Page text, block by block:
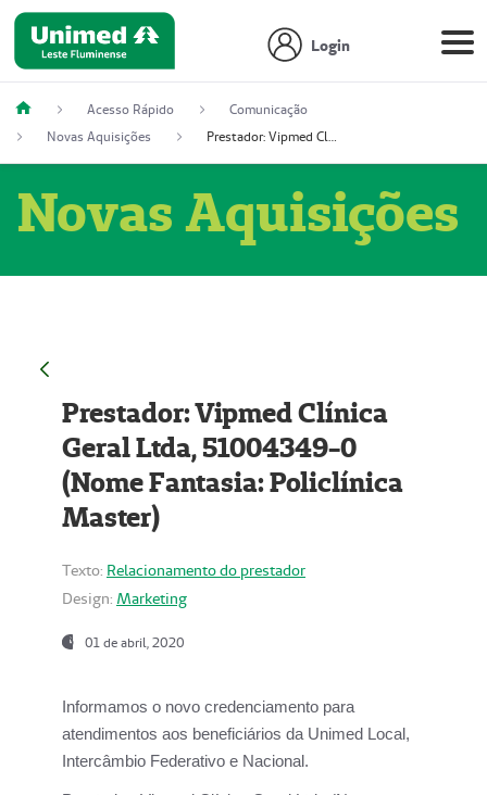
Login
Acesso Rápido
Comunicação
Novas Aquisições
Prestador: Vipmed Clínica Geral Ltda, 51004349-0 (Nome Fantasia: Policlínica Master)
Novas Aquisições
Prestador: Vipmed Clínica
Geral Ltda, 51004349-0
(Nome Fantasia: Policlínica
Master)
Texto: Relacionamento do prestador
Design: Marketing
01 de abril, 2020
Informamos o novo credenciamento para
atendimentos aos beneficiários da Unimed Local,
Intercâmbio Federativo e Nacional.